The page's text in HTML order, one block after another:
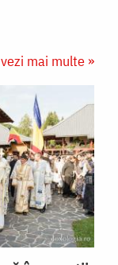
vezi mai multe »